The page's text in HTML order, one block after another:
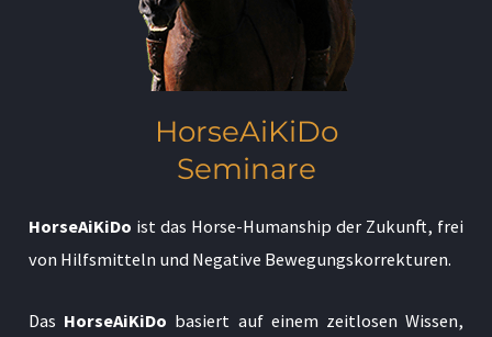
HorseAiKiDo
Seminare
HorseAiKiDo ist das Horse-Humanship der Zukunft, frei
von Hilfsmitteln und Negative Bewegungskorrekturen.
Das HorseAiKiDo basiert auf einem zeitlosen Wissen,